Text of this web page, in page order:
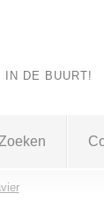
DE BUURT!